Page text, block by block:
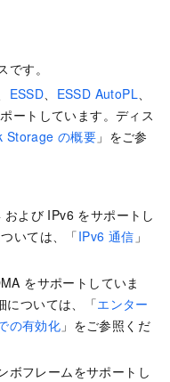
す。
ESSD ESSD AutoPL
ートしています。ディス
Storage の概要 」をご参
よび IPv6 をサポートし
いては、「IPv6 通信 」
をサポートしていま
については、「エンター
の有効化 」をご参照くだ
ボフレームをサポートし